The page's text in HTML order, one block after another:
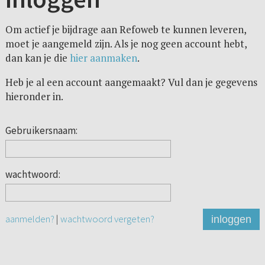
Om actief je bijdrage aan Refoweb te kunnen leveren,
moet je aangemeld zijn. Als je nog geen account hebt,
dan kan je die hier aanmaken.
Heb je al een account aangemaakt? Vul dan je gegevens
hieronder in.
Gebruikersnaam:
wachtwoord:
aanmelden? | wachtwoord vergeten? inloggen